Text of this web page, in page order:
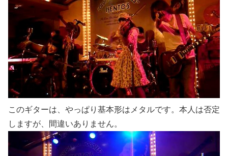
このギターは、やっぱり基本形はメタルです。本人は否定
しますが、間違いありません。